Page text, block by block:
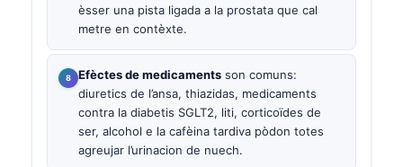
èsser una pista ligada a la prostata que cal
metre en contèxte.
Efèctes de medicaments son comuns:
diuretics de l’ansa, thiazidas, medicaments
contra la diabetis SGLT2, liti, corticoïdes de
ser, alcohol e la cafèina tardiva pòdon totes
agreujar l’urinacion de nuech.